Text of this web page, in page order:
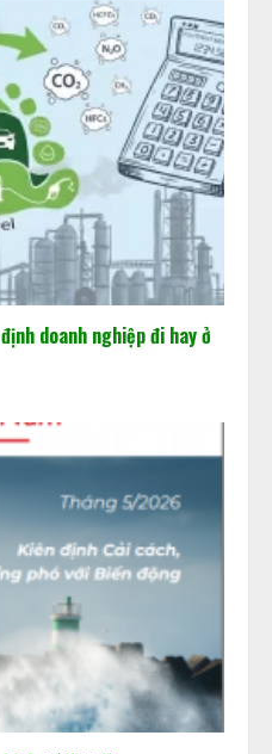
doanh nghiệp đi hay ở